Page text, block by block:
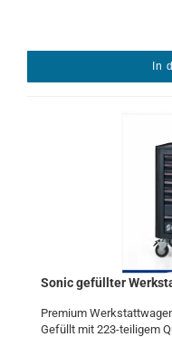
In
Sonic ge­füll­ter
Pre­mi­um
Ge­füllt mit 223-​teiligem